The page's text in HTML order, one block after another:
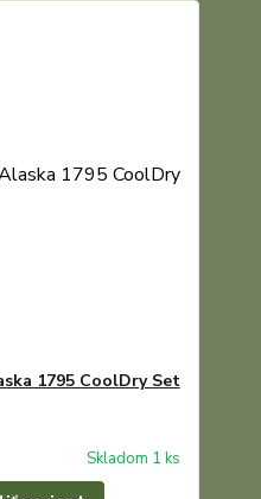
1795 CoolDry Set
Skladom 1 ks